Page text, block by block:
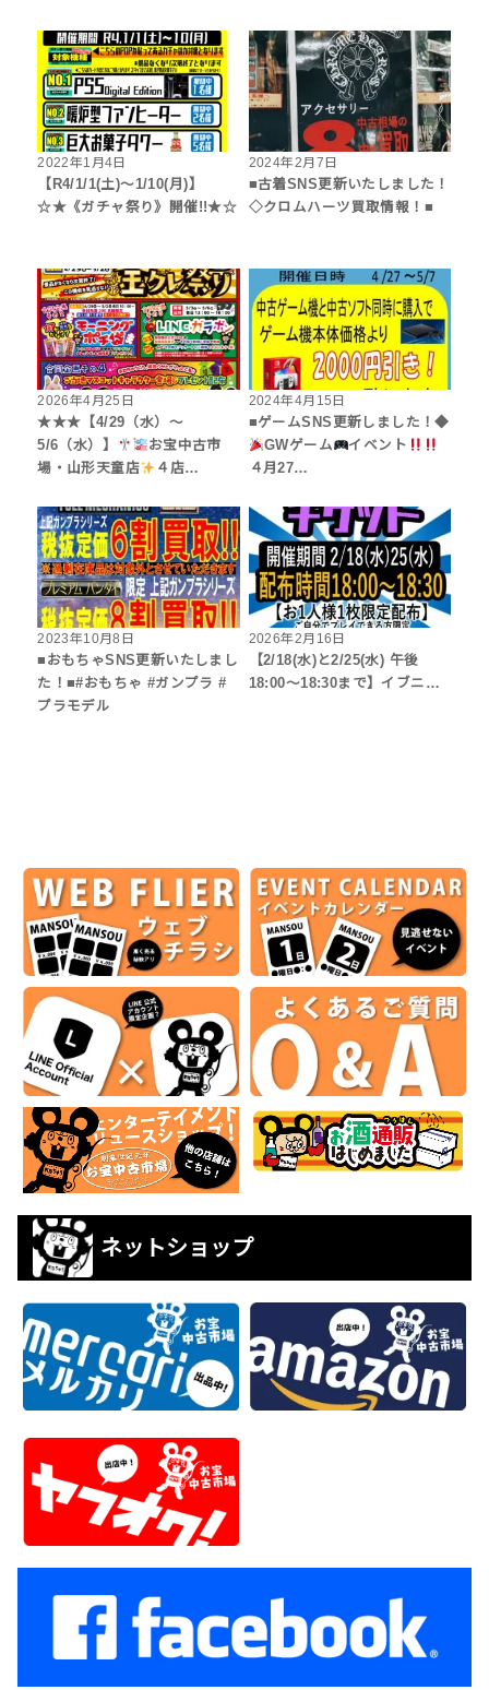
2022年1月4日
【R4/1/1(土)～1/10(月)】
☆★《ガチャ祭り》開催!!★☆
2024年2月7日
■古着SNS更新いたしました！
◇クロムハーツ買取情報！■
2026年4月25日
★★★【4/29（水）～
5/6（水）】
お宝中古市
場・山形天童店
４店…
2024年4月15日
■ゲームSNS更新しました！◆
GWゲーム
イベント
４月27…
2023年10月8日
■おもちゃSNS更新いたしまし
た！■#おもちゃ #ガンプラ #
プラモデル
2026年2月16日
【2/18(水)と2/25(水) 午後
18:00～18:30まで】イブニ…
ネットショップ